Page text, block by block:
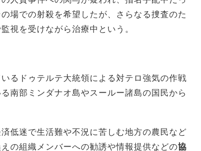
場での射殺を希望したが、さらなる捜査のた
視を受けながら治療中という。
るドゥテルテ大統領による対テロ強気の作戦
南部ミンダナオ島やスールー諸島の国民から
低迷で生活難や不況に苦しむ地方の農民など
の組織メンバーへの勧誘や情報提供などの協